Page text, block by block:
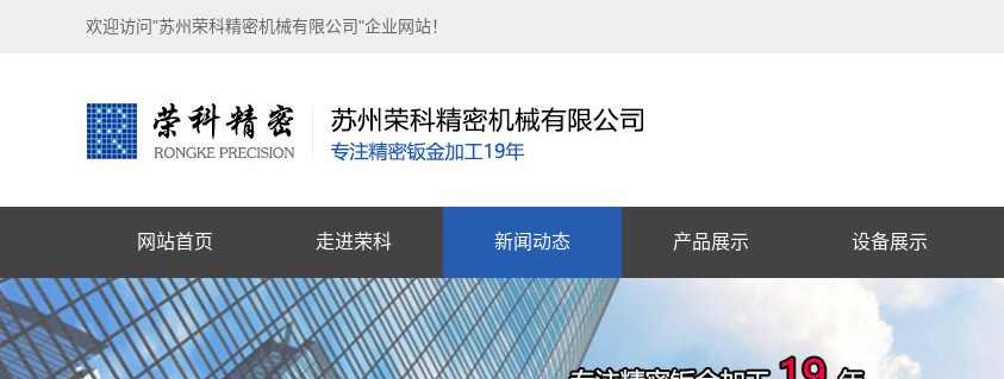
欢迎访问"苏州荣科精密机械有限公司"企业网站！
网站首页 走进荣科 新闻动态 产品展示 设备展示